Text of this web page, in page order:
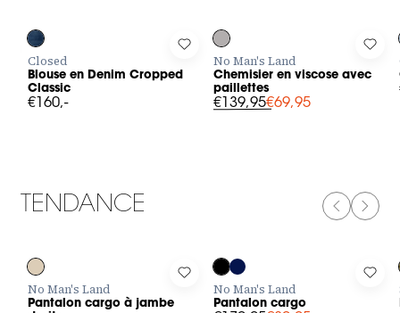
in to add Blouse en Denim Cropped Classic to your
Closed
Blouse en Denim Cropped
Classic
€160,-
Log in to add Chemisier en
No Man's Land
Chemisier en viscose avec
paillettes
€139,95€69,95
Log
TENDANCE
in to add Pantalon cargo à jambe droite to your wishlist
No Man's Land
Pantalon cargo à jambe
Log in to add Pantalon cargo to
No Man's Land
Pantalon cargo
Log